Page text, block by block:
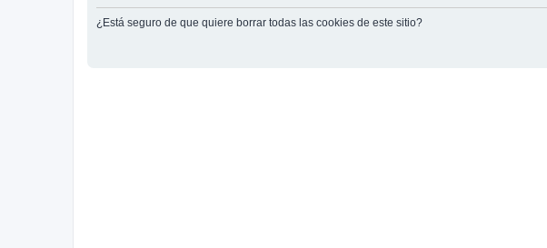
¿Está seguro de que quiere borrar todas las cookies de este sitio?